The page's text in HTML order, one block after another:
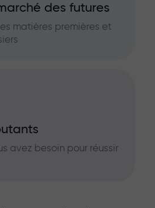
des futures
matières premières et
avez besoin pour réussir